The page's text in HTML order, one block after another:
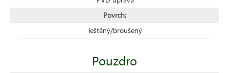
Povrch:
leštěný/broušený
Pouzdro